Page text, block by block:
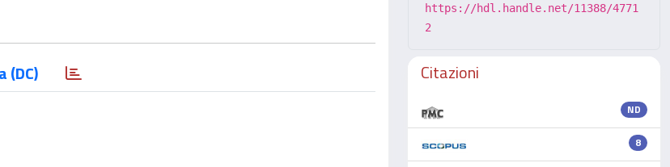
(DC)
https://hdl.handle.net/11388/4771
2
Citazioni
ND
8